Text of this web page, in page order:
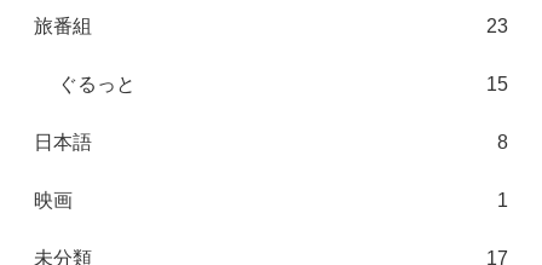
旅番組 23
ぐるっと 15
日本語 8
映画 1
未分類 17